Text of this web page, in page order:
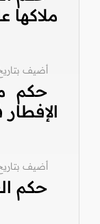
ملاكها
أضيف بتاريخ: 23-07-
حكم
أضيف بتاريخ: 08-06-
حكم